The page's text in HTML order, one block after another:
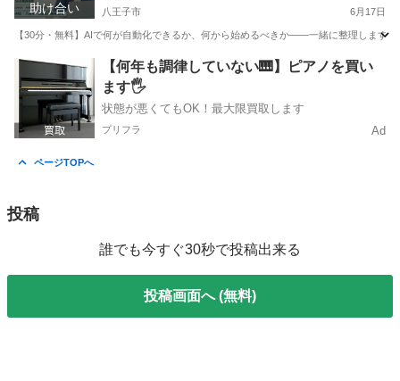
助け合い 八王子市 6月17日
【30分・無料】AIで何が自動化できるか、何から始めるべきか——一緒に整理します
東京 八王子市 手伝いたい/助けたい 悩み
【何年も調律していない🎹】ピアノを買い
ます🖐️
状態が悪くてもOK！最大限買取します
プリフラ Ad
ページTOPへ
投稿
誰でも今すぐ30秒で投稿出来る
投稿画面へ (無料)